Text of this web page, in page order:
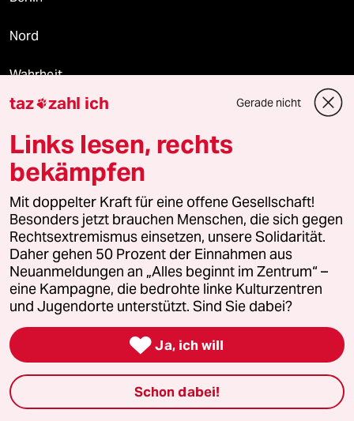
Nord
Wahrheit
Themen
Bergsteigen
USA unter Trump
Katzen
Landtagswahl in Sachsen-Anhalt
Ceuta
Hitze
taz zahl ich Gerade nicht
Links lesen, rechts
bekämpfen
Mit doppelter Kraft für eine offene Gesellschaft!
Besonders jetzt brauchen Menschen, die sich gegen
Rechtsextremismus einsetzen, unsere Solidarität.
Daher gehen 50 Prozent der Einnahmen aus
Neuanmeldungen an „Alles beginnt im Zentrum“ –
eine Kampagne, die bedrohte linke Kulturzentren
und Jugendorte unterstützt. Sind Sie dabei?
 Ja, ich will
Schon dabei!